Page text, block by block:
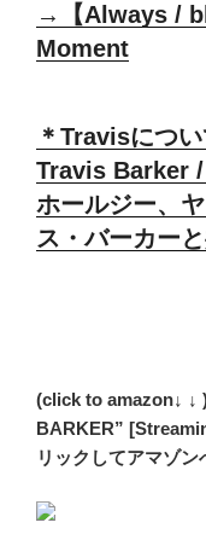
→【Always /
Moment
＊Travisにつ
Travis Barker
ホールジー、
ス・バーカー
(click to amazon↓ ↓
BARKER”
リックしてアマゾン